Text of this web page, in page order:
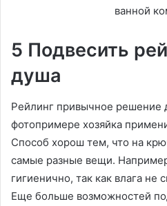
5 Подвесить
душа
Рейлинг привычное решение
фотопримере хозяйка
Способ хорош тем, что на
самые разные вещи.
гигиенично, так как влага не
Еще больше возможностей